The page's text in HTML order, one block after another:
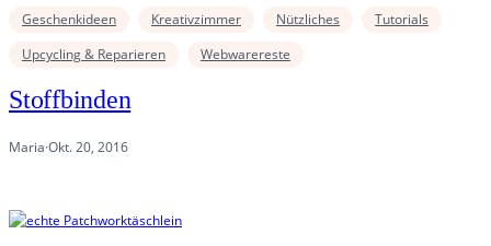
Geschenkideen Kreativzimmer Nützliches
Tutorials
Upcycling & Reparieren
Webwarereste
Stoffbinden
Maria·Okt. 20, 2016